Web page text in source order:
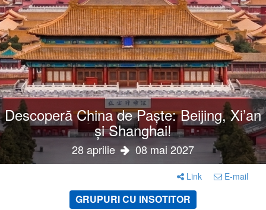
Descoperă China de Paște: Beijing, Xi’an
și Shanghai!
28 aprilie 08 mai 2027
Link E-mail
GRUPURI CU INSOTITOR